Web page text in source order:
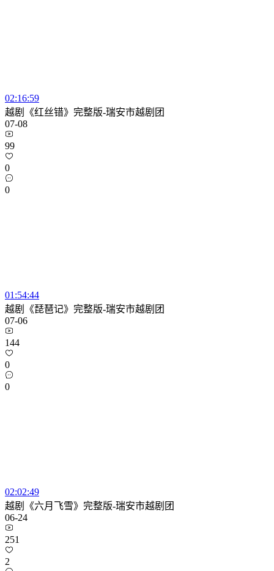
02:16:59
越剧《红丝错》完整版-瑞安市越剧团
07-08
99
0
0
01:54:44
越剧《琵琶记》完整版-瑞安市越剧团
07-06
144
0
0
02:02:49
越剧《六月飞雪》完整版-瑞安市越剧团
06-24
251
2